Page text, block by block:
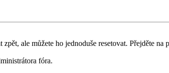
ale můžete ho jednoduše resetovat. Přejděte
fóra.